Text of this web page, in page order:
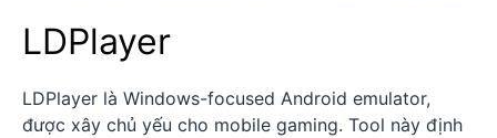
LDPlayer
LDPlayer là Windows-focused Android emulator,
được xây chủ yếu cho mobile gaming. Tool này định